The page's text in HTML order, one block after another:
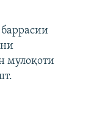
мулоқоти